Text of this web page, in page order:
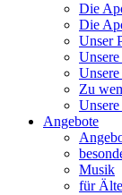
Die
Die
Unser
Zu
Angebote
Musik
für